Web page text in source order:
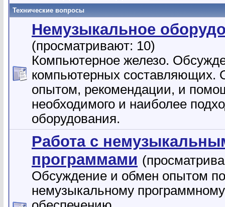
Технические вопросы
Немузыкальное
(просматривают: 10)
Компьютерное железо.
компьютерных составляющих.
опытом, рекомендации, и
необходимого и наиболее
оборудования.
Работа с
программами
Обсуждение и обмен опытом
немузыкальному программному